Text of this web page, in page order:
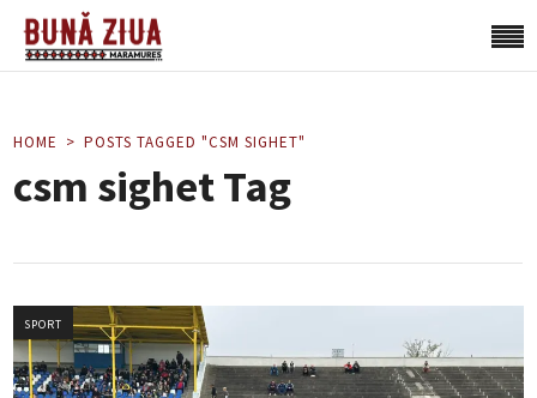
HOME POSTS TAGGED "CSM SIGHET"
csm sighet Tag
SPORT